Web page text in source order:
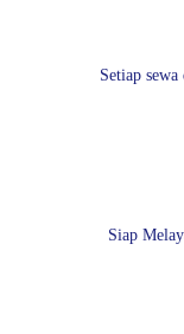
Setiap
Siap